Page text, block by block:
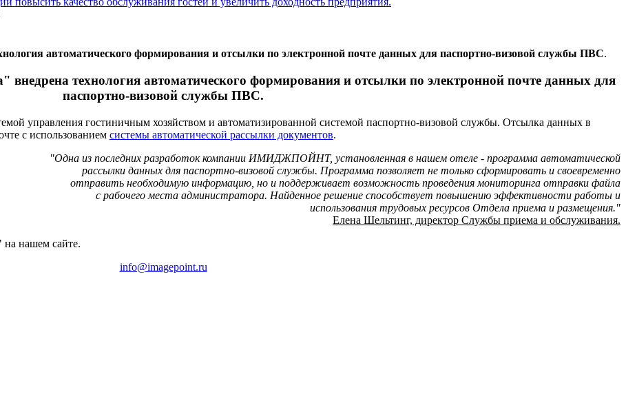
автоматического формирования и отсылки по электронной почте данных для паспортно-визовой службы ПВС.
технология автоматического формирования и отсылки по электронной почте данных для
паспортно-визовой службы ПВС.
управления гостиничным хозяйством и автоматизированной системой паспортно-визовой службы. Отсылка данных в
с использованием системы автоматической рассылки документов.
"Одна из последних разработок компании ИМИДЖПОЙНТ, установленная в нашем отеле - программа автоматической
рассылки данных для паспортно-визовой службы. Программа позволяет не только сформировать и своевременно
отправить необходимую информацию, но и поддерживает возможность проведения мониторинга отправки файла
с рабочего места администратора. Найденное решение способствует повышению эффективности работы и
использования трудовых ресурсов Отдела приема и размещения."
Елена Шельтинг, директор Службы приема и обслуживания.
на нашем сайте.
info@imagepoint.ru